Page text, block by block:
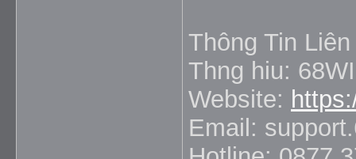
Thông Tin
Thng hiu:
Website:
Email: